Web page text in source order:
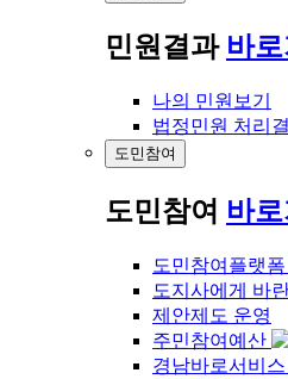
민원결과 바로
나의 민원보기
법정민원 처리
도민참여
도민참여 바로
도민참여플랫폼
도지사에게 바
제안제도 운영
주민참여예산
경남바로서비스